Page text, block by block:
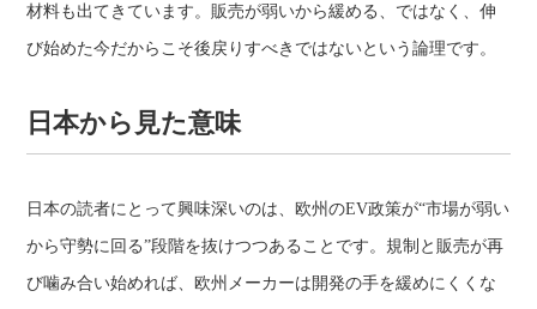
材料も出てきています。販売が弱いから緩める、ではなく、伸
び始めた今だからこそ後戻りすべきではないという論理です。
日本から見た意味
日本の読者にとって興味深いのは、欧州のEV政策が“市場が弱い
から守勢に回る”段階を抜けつつあることです。規制と販売が再
び噛み合い始めれば、欧州メーカーは開発の手を緩めにくくな